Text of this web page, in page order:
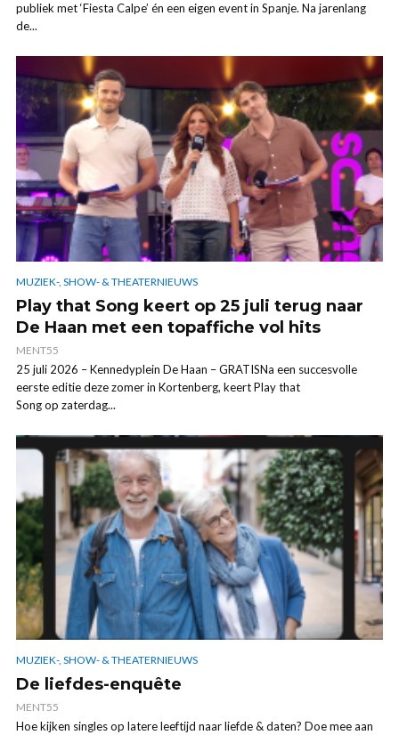
publiek met ‘Fiesta Calpe’ én een eigen event in Spanje. Na jarenlang
de...
MUZIEK-, SHOW- & THEATERNIEUWS
Play that Song keert op 25 juli terug naar
De Haan met een topaffiche vol hits
MENT55
25 juli 2026 – Kennedyplein De Haan – GRATISNa een succesvolle
eerste editie deze zomer in Kortenberg, keert Play that
Song op zaterdag...
MUZIEK-, SHOW- & THEATERNIEUWS
De liefdes-enquête
MENT55
Hoe kijken singles op latere leeftijd naar liefde & daten? Doe mee aan